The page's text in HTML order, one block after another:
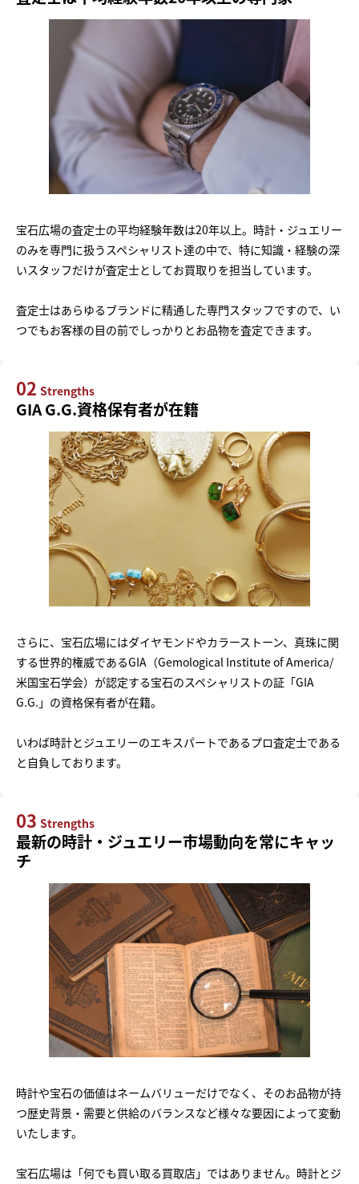
宝石広場の査定士の平均経験年数は20年以上。時計・ジュエリー
のみを専門に扱うスペシャリスト達の中で、特に知識・経験の深
いスタッフだけが査定士としてお買取りを担当しています。
査定士はあらゆるブランドに精通した専門スタッフですので、い
つでもお客様の目の前でしっかりとお品物を査定できます。
02 Strengths
GIA G.G.資格保有者が在籍
さらに、宝石広場にはダイヤモンドやカラーストーン、真珠に関
する世界的権威であるGIA（Gemological Institute of America/
米国宝石学会）が認定する宝石のスペシャリストの証「GIA
G.G.」の資格保有者が在籍。
いわば時計とジュエリーのエキスパートであるプロ査定士である
と自負しております。
03 Strengths
最新の時計・ジュエリー市場動向を常にキャッ
チ
時計や宝石の価値はネームバリューだけでなく、そのお品物が持
つ歴史背景・需要と供給のバランスなど様々な要因によって変動
いたします。
宝石広場は「何でも買い取る買取店」ではありません。時計とジ